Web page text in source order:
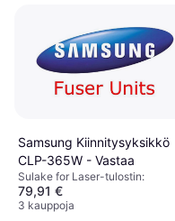
Samsung Kiinnitysyksikkö
CLP-365W - Vastaa
Sulake for Laser-tulostin:
79,91 €
3 kauppoja